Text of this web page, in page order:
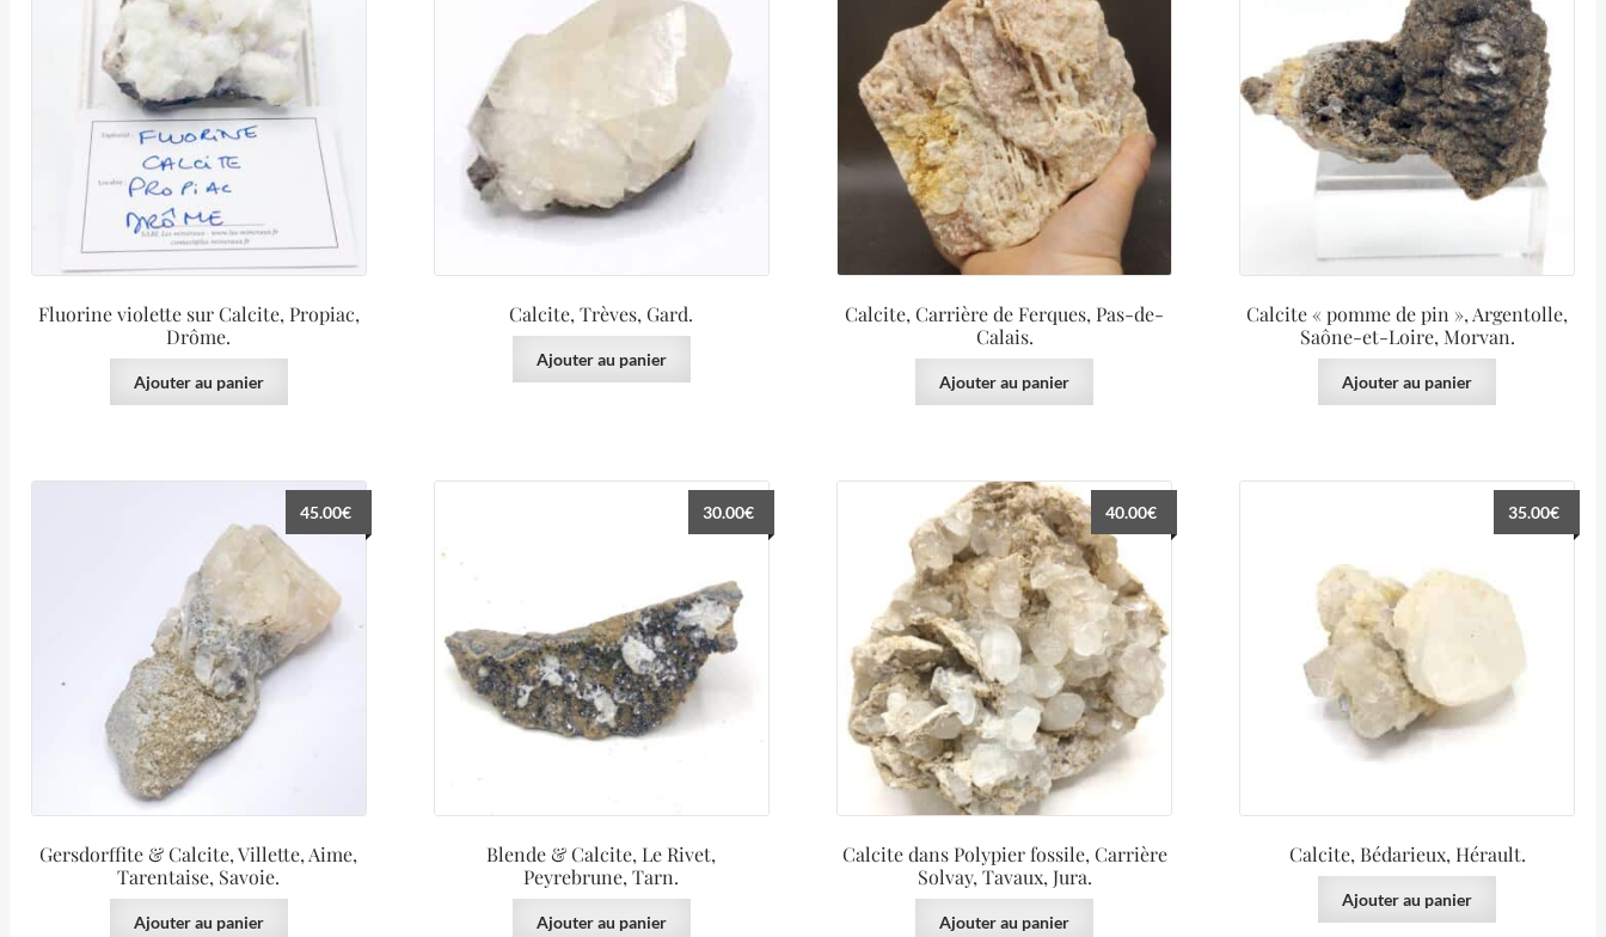
Fluorine violette sur Calcite, Propiac,
Drôme.
Ajouter au panier
Calcite, Trèves, Gard.
Ajouter au panier
Calcite, Carrière de Ferques, Pas-de-
Calais.
Ajouter au panier
Calcite « pomme de pin », Argentolle,
Saône-et-Loire, Morvan.
Ajouter au panier
Gersdorffite & Calcite, Villette, Aime,
Tarentaise, Savoie.
45.00€
Ajouter au panier
Blende & Calcite, Le Rivet,
Peyrebrune, Tarn.
30.00€
Ajouter au panier
Calcite dans Polypier fossile, Carrière
Solvay, Tavaux, Jura.
40.00€
Ajouter au panier
Calcite, Bédarieux, Hérault.
35.00€
Ajouter au panier